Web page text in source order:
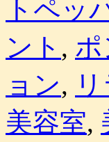
トペッ
ント , ポ
ョン,
美容室,